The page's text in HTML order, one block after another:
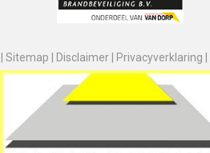
Sitemap Disclaimer Privacyverklaring